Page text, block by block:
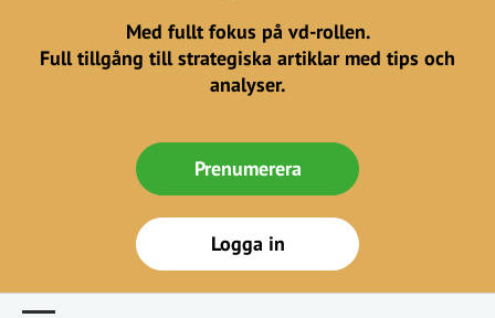
Med fullt fokus på vd-rollen.
Full tillgång till strategiska artiklar med tips och
analyser.
Prenumerera
Logga in